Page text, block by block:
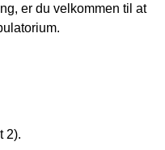
er du velkommen til at
2).